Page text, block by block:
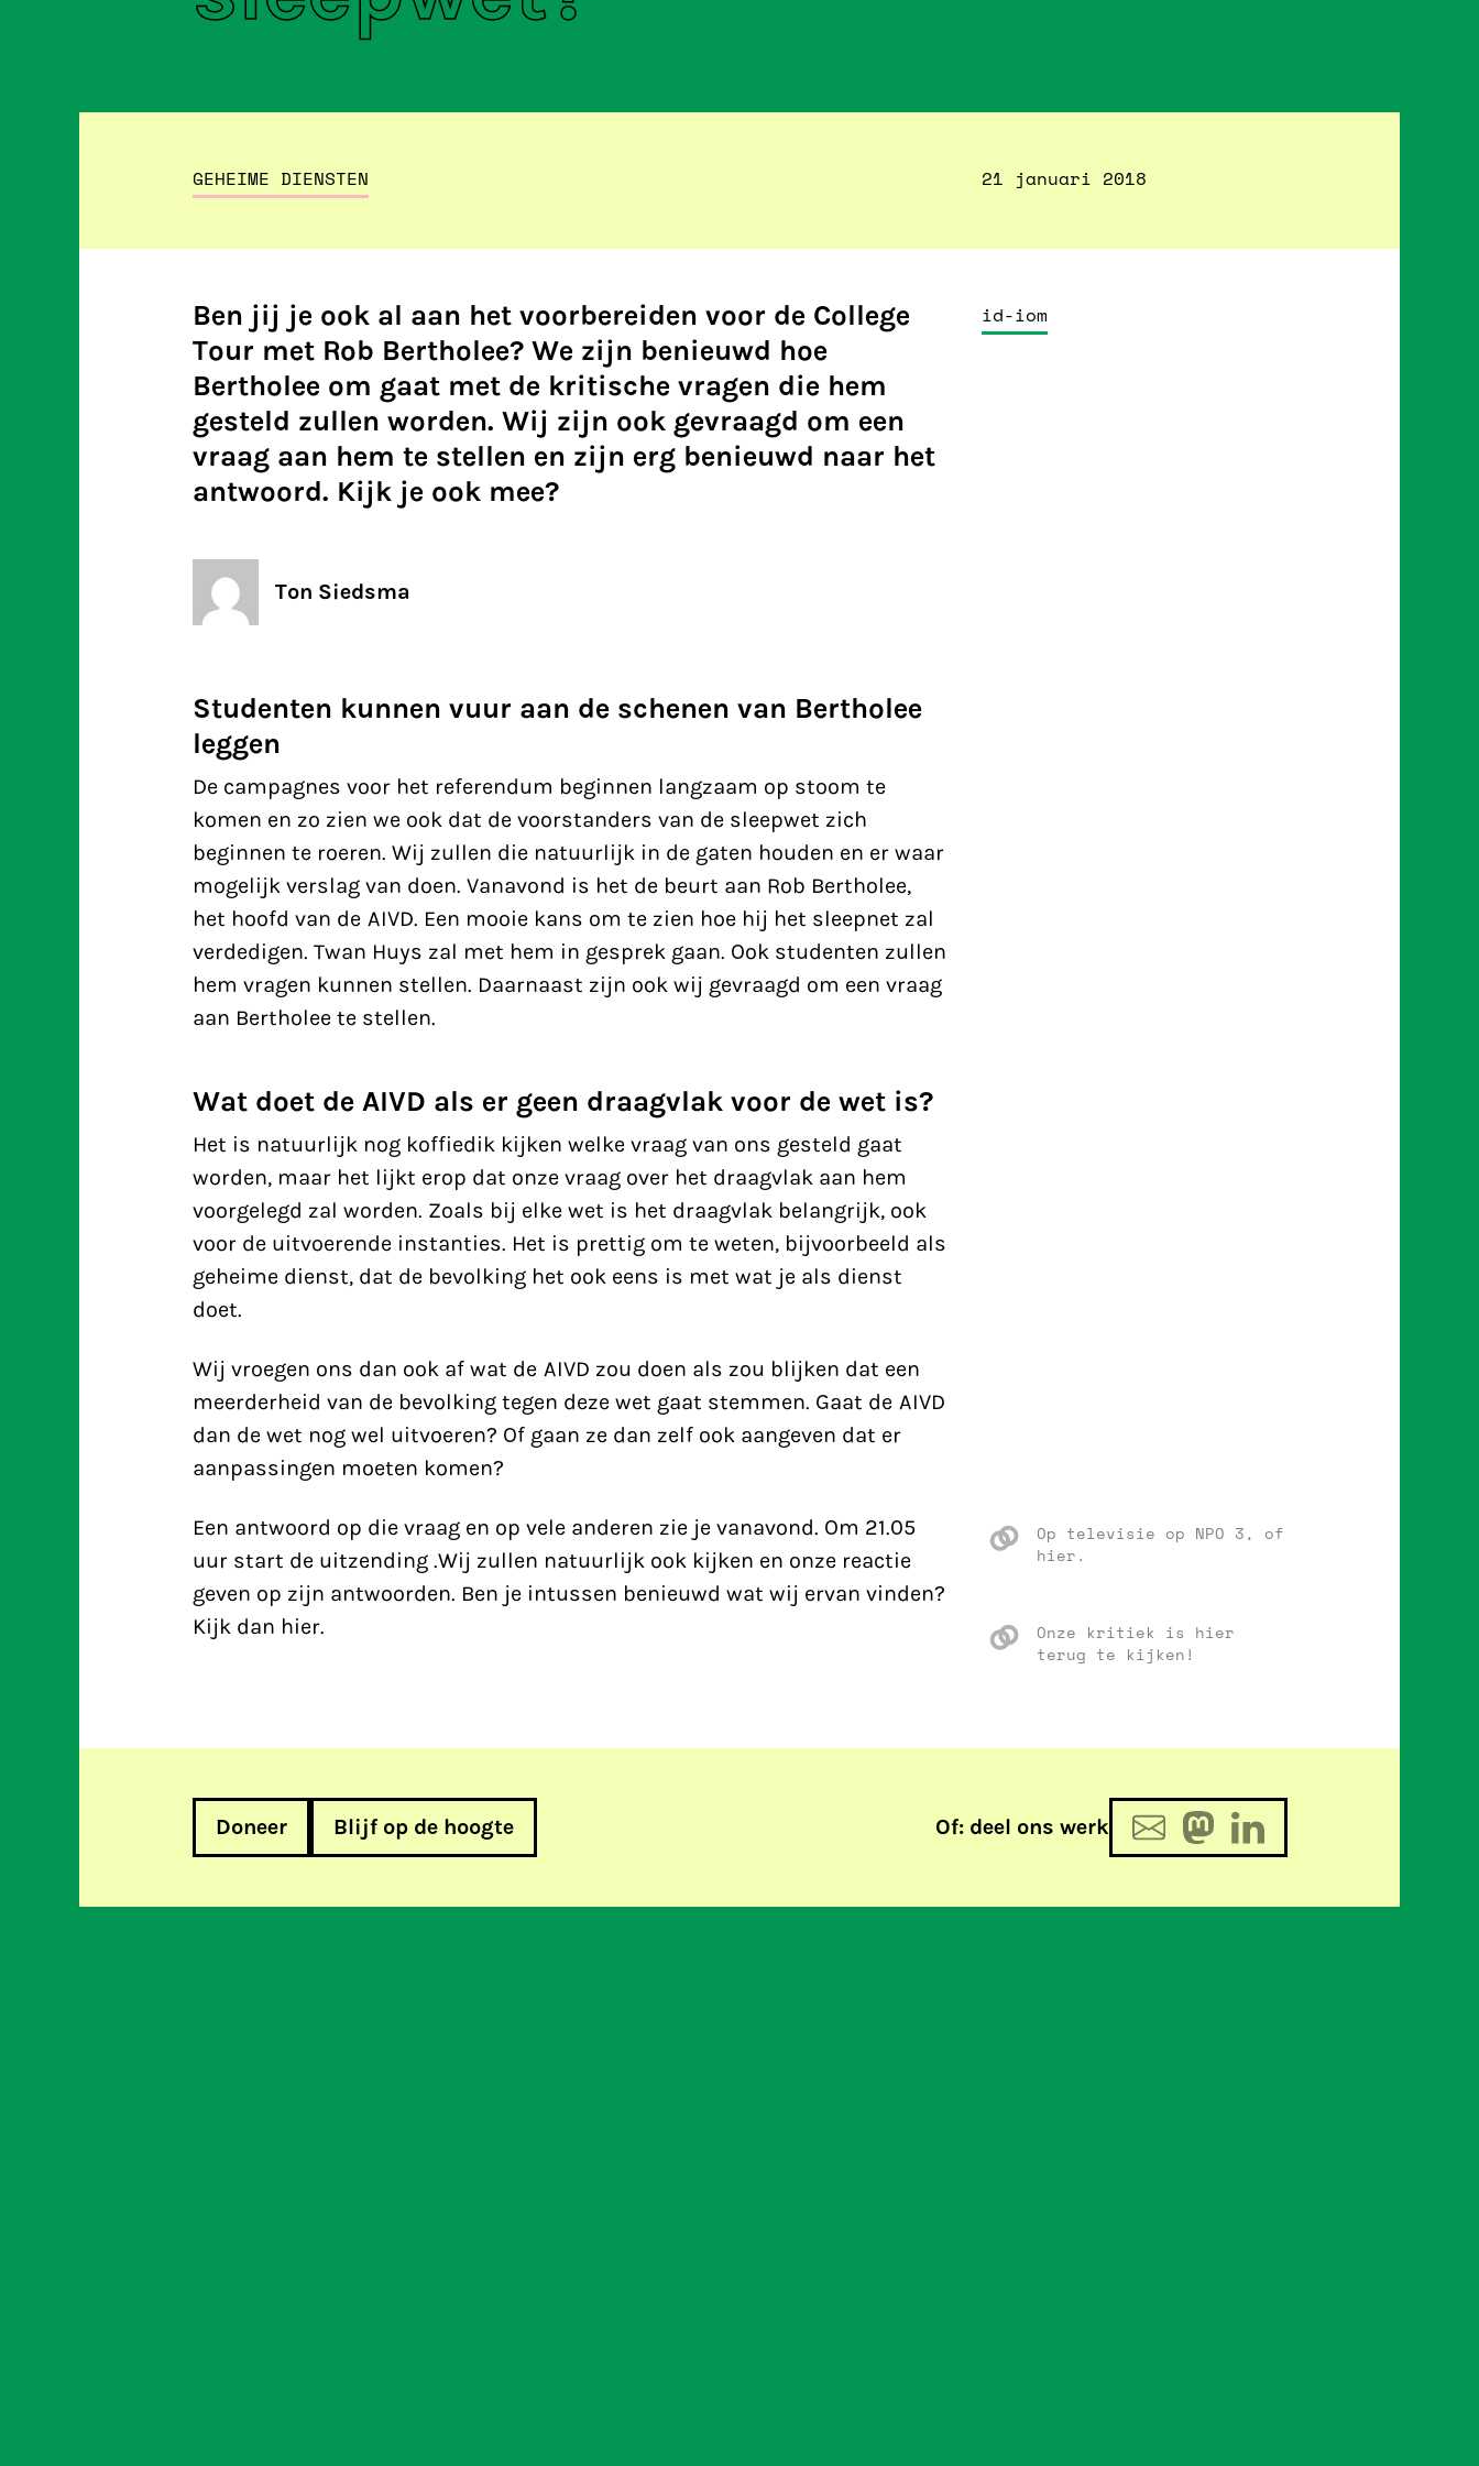
GEHEIME DIENSTEN 21 januari 2018
Ben jij je ook al aan het voorbereiden voor de College
Tour met Rob Bertholee? We zijn benieuwd hoe
Bertholee om gaat met de kritische vragen die hem
gesteld zullen worden. Wij zijn ook gevraagd om een
vraag aan hem te stellen en zijn erg benieuwd naar het
antwoord. Kijk je ook mee?
id-iom
Ton Siedsma
Studenten kunnen vuur aan de schenen van Bertholee
leggen
De campagnes voor het referendum beginnen langzaam op stoom te
komen en zo zien we ook dat de voorstanders van de sleepwet zich
beginnen te roeren. Wij zullen die natuurlijk in de gaten houden en er waar
mogelijk verslag van doen. Vanavond is het de beurt aan Rob Bertholee,
het hoofd van de AIVD. Een mooie kans om te zien hoe hij het sleepnet zal
verdedigen. Twan Huys zal met hem in gesprek gaan. Ook studenten zullen
hem vragen kunnen stellen. Daarnaast zijn ook wij gevraagd om een vraag
aan Bertholee te stellen.
Wat doet de AIVD als er geen draagvlak voor de wet is?
Het is natuurlijk nog koffiedik kijken welke vraag van ons gesteld gaat
worden, maar het lijkt erop dat onze vraag over het draagvlak aan hem
voorgelegd zal worden. Zoals bij elke wet is het draagvlak belangrijk, ook
voor de uitvoerende instanties. Het is prettig om te weten, bijvoorbeeld als
geheime dienst, dat de bevolking het ook eens is met wat je als dienst
doet.
Wij vroegen ons dan ook af wat de AIVD zou doen als zou blijken dat een
meerderheid van de bevolking tegen deze wet gaat stemmen. Gaat de AIVD
dan de wet nog wel uitvoeren? Of gaan ze dan zelf ook aangeven dat er
aanpassingen moeten komen?
Een antwoord op die vraag en op vele anderen zie je vanavond
Op televisie op NPO 3, of
hier.
. Om 21.05
uur start de uitzending .Wij zullen natuurlijk ook kijken en onze reactie
geven op zijn antwoorden. Ben je intussen benieuwd wat wij ervan vinden?
Kijk dan hier
Onze kritiek is hier
terug te kijken!
.
Doneer Blijf op de hoogte Of: deel ons werk